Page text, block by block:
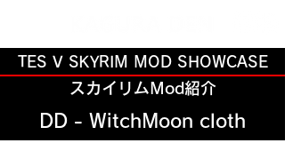
TES V SKYRIM MOD SHOWCASE
スカイリムMod紹介
DD - WitchMoon cloth